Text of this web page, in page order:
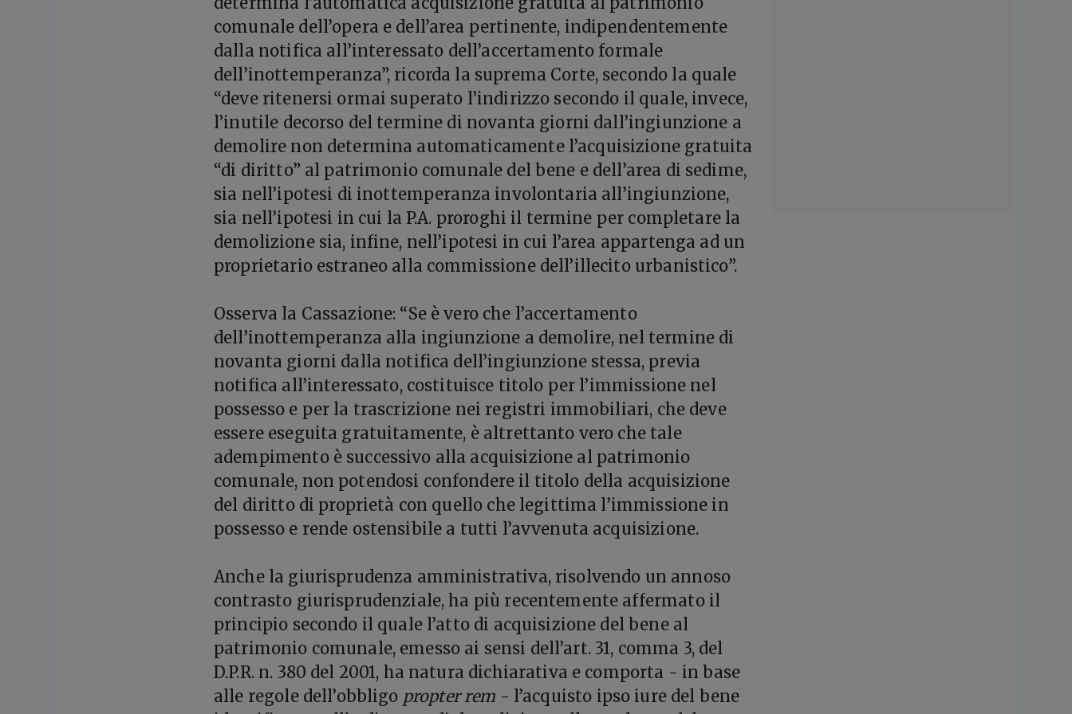
comunale dell’opera e dell’area pertinente, indipendentemente
dalla notifica all’interessato dell’accertamento formale
dell’inottemperanza”, ricorda la suprema Corte, secondo la quale
“deve ritenersi ormai superato l’indirizzo secondo il quale, invece,
l’inutile decorso del termine di novanta giorni dall’ingiunzione a
demolire non determina automaticamente l’acquisizione gratuita
“di diritto” al patrimonio comunale del bene e dell’area di sedime,
sia nell’ipotesi di inottemperanza involontaria all’ingiunzione,
sia nell’ipotesi in cui la P.A. proroghi il termine per completare la
demolizione sia, infine, nell’ipotesi in cui l’area appartenga ad un
proprietario estraneo alla commissione dell’illecito urbanistico”.
Osserva la Cassazione: “Se è vero che l’accertamento
dell’inottemperanza alla ingiunzione a demolire, nel termine di
novanta giorni dalla notifica dell’ingiunzione stessa, previa
notifica all’interessato, costituisce titolo per l’immissione nel
possesso e per la trascrizione nei registri immobiliari, che deve
essere eseguita gratuitamente, è altrettanto vero che tale
adempimento è successivo alla acquisizione al patrimonio
comunale, non potendosi confondere il titolo della acquisizione
del diritto di proprietà con quello che legittima l’immissione in
possesso e rende ostensibile a tutti l’avvenuta acquisizione.
Anche la giurisprudenza amministrativa, risolvendo un annoso
contrasto giurisprudenziale, ha più recentemente affermato il
principio secondo il quale l’atto di acquisizione del bene al
patrimonio comunale, emesso ai sensi dell’art. 31, comma 3, del
D.P.R. n. 380 del 2001, ha natura dichiarativa e comporta - in base
alle regole dell’obbligo propter rem - l’acquisto ipso iure del bene